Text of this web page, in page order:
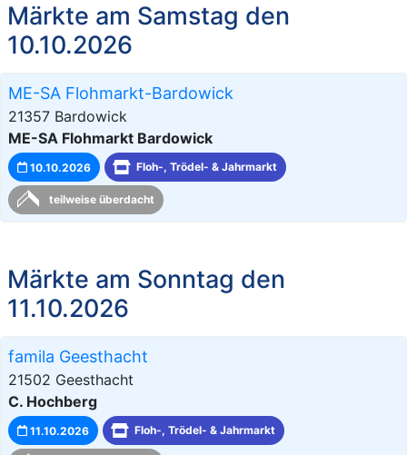
Märkte am Samstag den
10.10.2026
ME-SA Flohmarkt-Bardowick
21357 Bardowick
ME-SA Flohmarkt Bardowick
10.10.2026 Floh-, Trödel- & Jahrmarkt
teilweise überdacht
Märkte am Sonntag den
11.10.2026
famila Geesthacht
21502 Geesthacht
C. Hochberg
11.10.2026 Floh-, Trödel- & Jahrmarkt